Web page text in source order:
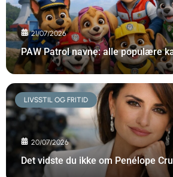
21/07/2026
PAW Patrol navne: alle populære
LIVSSTIL OG FRITID
20/07/2026
Det vidste du ikke om Penélope